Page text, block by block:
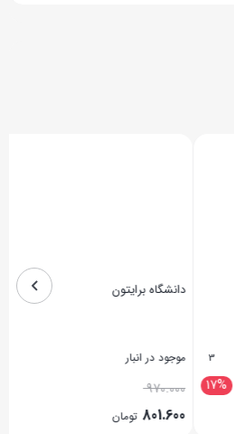
دانشگاه برایتون
موجود در انبار
970.000
تومان